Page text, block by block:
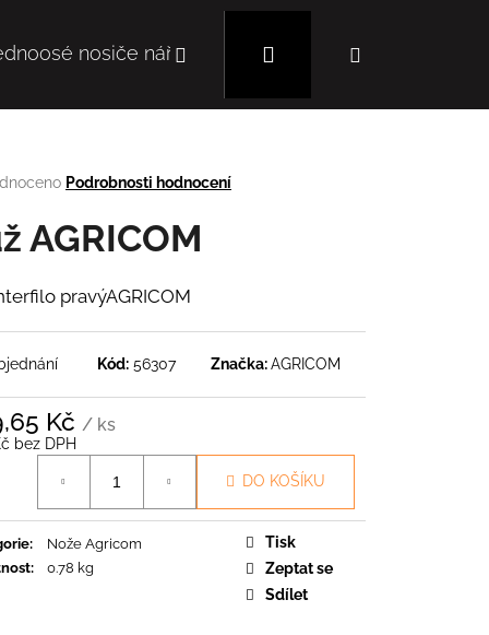
nosiče nářadí Mulčovače
Přihlášení
Podrobnosti hodnocení
AGRICOM
pravýAGRICOM
Kód: 56307 Značka:AGRICOM
Kč / ks
bez DPH
DO KOŠÍKU
:
Nože Agricom
: 0.78 kg
Tisk
Zeptat se
Sdílet